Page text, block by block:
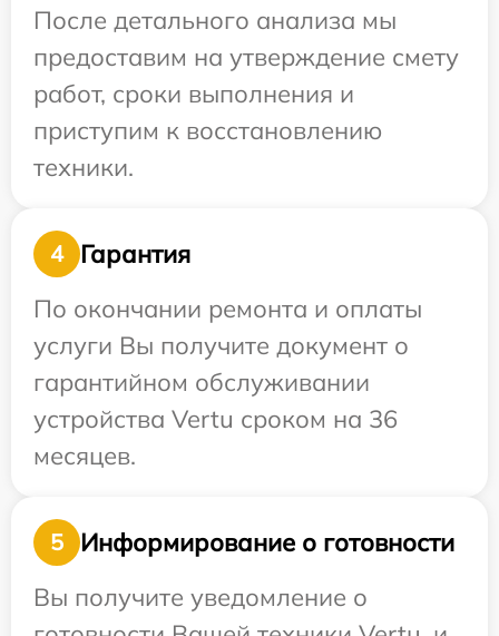
После детального анализа мы
предоставим на утверждение смету
работ, сроки выполнения и
приступим к восстановлению
техники.
4
Гарантия
По окончании ремонта и оплаты
услуги Вы получите документ о
гарантийном обслуживании
устройства Vertu сроком на 36
месяцев.
5
Информирование о готовности
Вы получите уведомление о